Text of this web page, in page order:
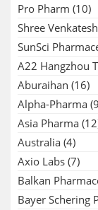
Pro Pharm (10)
Shree
SunSci
A22 Hangzhou
Aburaihan (16)
Alpha-Pharma
Asia Pharma
Australia (4)
Axio Labs (7)
Balkan
Bayer Schering